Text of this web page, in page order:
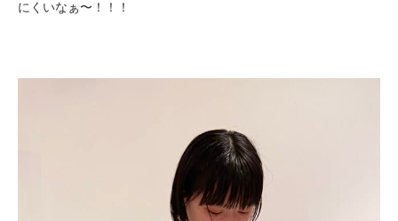
にくいなぁ〜！！！